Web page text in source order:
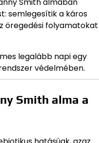
semlegesítik a káros
öregedési folyamatokat
legalább napi egy
védelmében.
Smith alma a